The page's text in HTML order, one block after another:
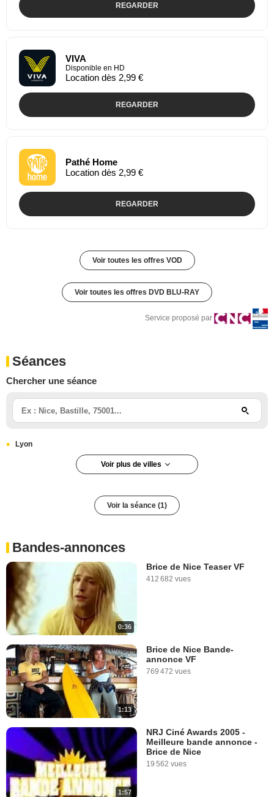
REGARDER
VIVA
Disponible en HD
Location dès 2,99 €
REGARDER
Pathé Home
Location dès 2,99 €
REGARDER
Voir toutes les offres VOD
Voir toutes les offres DVD BLU-RAY
Service proposé par
Séances
Chercher une séance
Lyon
Voir plus de villes
Voir la séance (1)
Bandes-annonces
0:36
Brice de Nice Teaser VF
412 682 vues
1:13
Brice de Nice Bande-
annonce VF
769 472 vues
1:57
NRJ Ciné Awards 2005 -
Meilleure bande annonce -
Brice de Nice
19 562 vues